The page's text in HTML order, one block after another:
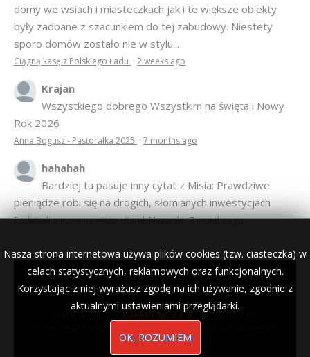
domy we wsiach i miasteczkach jak i te większe obiekty
były zadbane z szacunkiem do tej zabudowy. Niestety
sporo domów zostało nie w stylu...
Ciągną kasę z Polskiego Ładu · 2 weeks ago
Krajan
Wszystkiego dobrego Wszystkim na święta i Nowy
Rok 2026
Anna Bogusz - Pastorałka 2025 · 7 months ago
hahahah
Bardziej tu pasuje inny cytat z Misia: Prawdziwe
pieniądze robi się na drogich, słomianych inwestycjach
Podpisali umowę na wieżę - Kurek Mazurski·7 months ago
Nasza strona internetowa używa plików cookies (tzw. ciasteczka) w
celach statystycznych, reklamowych oraz funkcjonalnych.
Korzystając z niej wyrażasz zgodę na ich używanie, zgodnie z
aktualnymi ustawieniami przeglądarki.
OK, ROZUMIEM
© 2007–2018 Kurek Mazurski — archiwalne wydania lokalnej
gazety.
Opieka techniczna: Konekt Sp. z o.o.
- kasy fiskalne,